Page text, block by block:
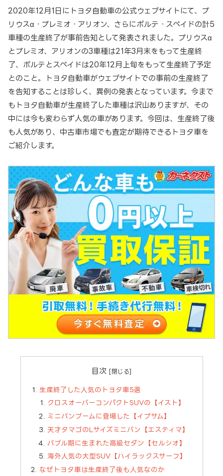
2020年12月1日にトヨタ自動車の公式ウェブサイトにて、プ
リウスα・プレミオ・アリオン、さらにポルテ・スペイドの計5
車種の生産終了が事前告知として発表されました。プリウスα
とプレミオ、アリオンの3車種は21年3月末をもって生産終
了、ポルテとスペイドは20年12月上旬をもって生産終了予定
とのこと。トヨタ自動車がウェブサイトでの事前の生産終了
を告知することは珍しく、異例の発表となっています。今まで
もトヨタ自動車が生産終了した車種は沢山ありますが、その
中には今も変わらず人気の車があります。今回は、生産終了後
も人気があり、中古車市場でも査定が期待できるトヨタ車を
ご紹介します。
目次
生産終了した人気のトヨタ車5選
クロスオーバーコンパクトSUVの【イスト】
ミニバンブームに登場した【イプサム】
天才タマゴのLサイズミニバン【エスティマ】
バブル期に生まれた高級セダン【セルシオ】
海外人気の大型SUV【ハイラックスサーフ】
なぜトヨタ車は生産終了後も人気なのか